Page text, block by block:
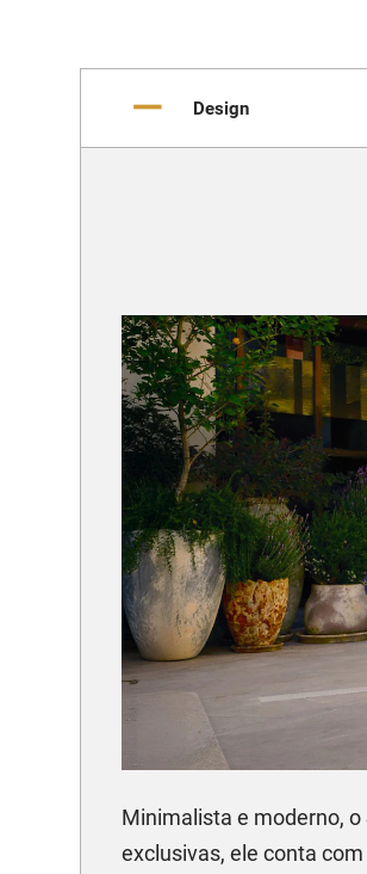
Design
Minimalista e moderno, o
exclusivas, ele conta